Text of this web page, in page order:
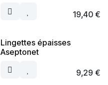
19,40€
Lingettes épaisses
Aseptonet
9,29 €